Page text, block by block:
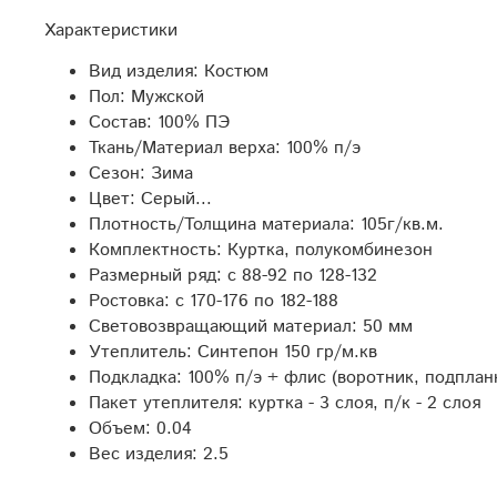
Характеристики
Вид изделия: Костюм
Пол: Мужской
Состав: 100% ПЭ
Ткань/Материал верха: 100% п/э
Сезон: Зима
Цвет: Серый...
Плотность/Толщина материала: 105г/кв.м.
Комплектность: Куртка, полукомбинезон
Размерный ряд: с 88-92 по 128-132
Ростовка: с 170-176 по 182-188
Световозвращающий материал: 50 мм
Утеплитель: Синтепон 150 гр/м.кв
Подкладка: 100% п/э + флис (воротник,
Пакет утеплителя: куртка - 3 слоя, п/к - 2 слоя
Объем: 0.04
Вес изделия: 2.5